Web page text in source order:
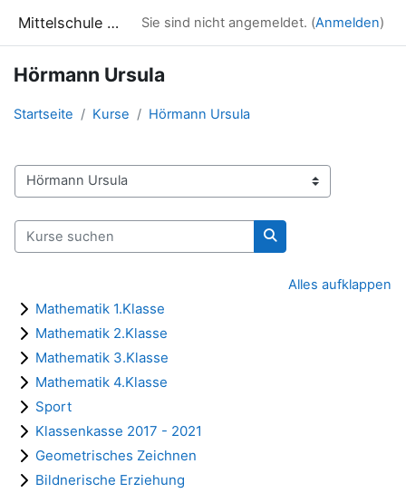
Mittelschule Waizenkirchen Sie sind nicht angemeldet. (Anmelden)
Hörmann Ursula
Startseite Kurse Hörmann Ursula
Kursbereiche
Kurse suchen
Kurse suchen
Alles aufklappen
Mathematik 1.Klasse
Mathematik 2.Klasse
Mathematik 3.Klasse
Mathematik 4.Klasse
Sport
Klassenkasse 2017 - 2021
Geometrisches Zeichnen
Bildnerische Erziehung